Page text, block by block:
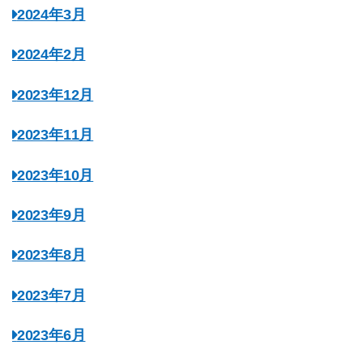
2024年3月
2024年2月
2023年12月
2023年11月
2023年10月
2023年9月
2023年8月
2023年7月
2023年6月